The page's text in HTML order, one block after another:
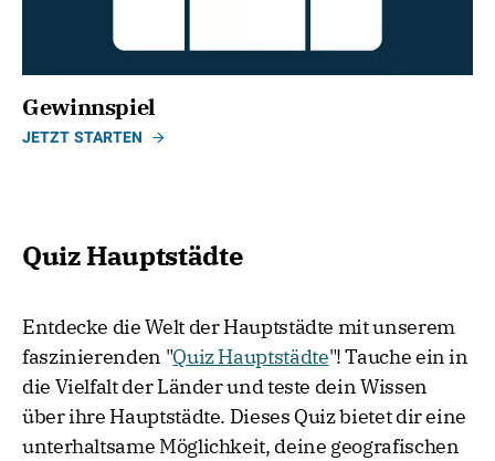
Gewinnspiel
JETZT STARTEN
Quiz Hauptstädte
Entdecke die Welt der Hauptstädte mit unserem
faszinierenden "Quiz Hauptstädte"! Tauche ein in
die Vielfalt der Länder und teste dein Wissen
über ihre Hauptstädte. Dieses Quiz bietet dir eine
unterhaltsame Möglichkeit, deine geografischen